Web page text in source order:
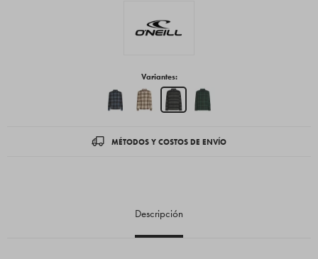
Variantes:
MÉTODOS Y COSTOS DE ENVÍO
Descripción